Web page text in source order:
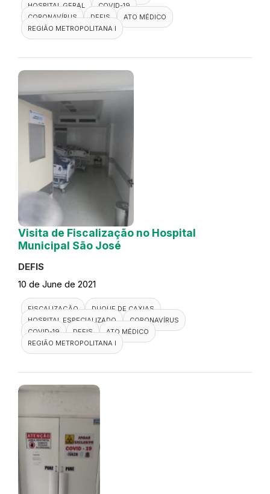
HOSPITAL GERAL
COVID-19
CORONAVÍRUS
DEFIS
ATO MÉDICO
REGIÃO METROPOLITANA I
Visita de Fiscalização no Hospital
Municipal São José
DEFIS
10 de June de 2021
FISCALIZAÇÃO
DUQUE DE CAXIAS
HOSPITAL ESPECIALIZADO
CORONAVÍRUS
COVID-19
DEFIS
ATO MÉDICO
REGIÃO METROPOLITANA I